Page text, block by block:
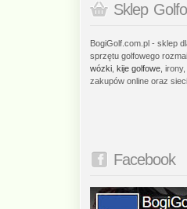
Sklep
BogiGolf.com.pl - sklep
sprzętu golfowego
wózki kije golfowe ,
zakupów online oraz
Facebook